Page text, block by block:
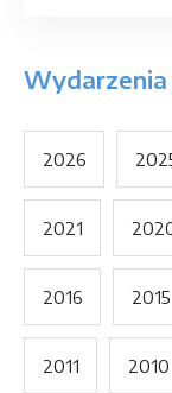
2026
2021
2016 2015
2011 2010